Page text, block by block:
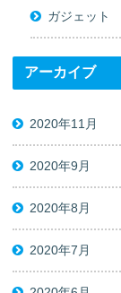
ガジェット
アーカイブ
2020年11月
2020年9月
2020年8月
2020年7月